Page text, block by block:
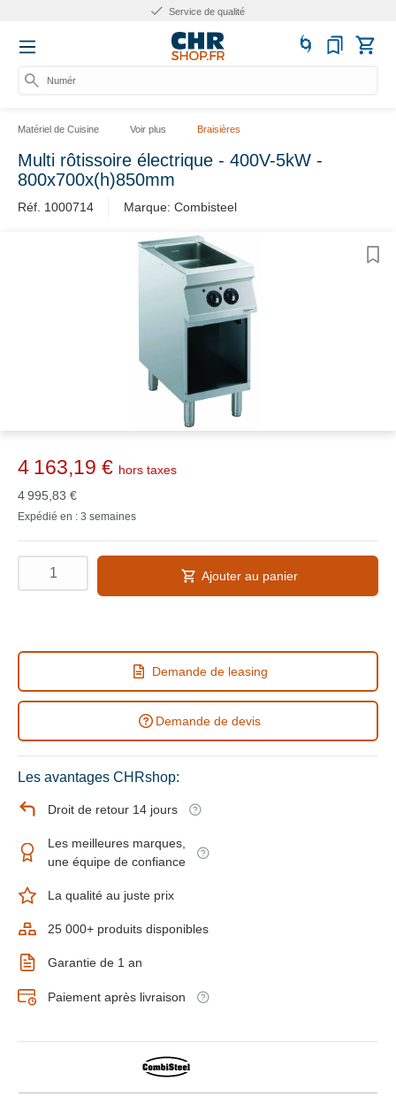
Service de qualité
Numéro
Matériel de Cuisine Voir plus Braisières
Multi rôtissoire électrique - 400V-5kW -
800x700x(h)850mm
Réf. 1000714 Marque: Combisteel
4 163,19 € hors taxes
4 995,83 €
Expédié en : 3 semaines
Ajouter au panier
Demande de leasing
Demande de devis
Les avantages CHRshop:
Droit de retour 14 jours
Les meilleures marques,
une équipe de confiance
La qualité au juste prix
25 000+ produits disponibles
Garantie de 1 an
Paiement après livraison